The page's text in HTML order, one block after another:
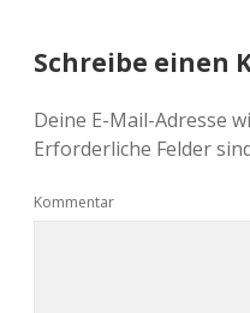
Schreibe einen
Deine E-Mail-Adresse
Erforderliche Felder
Kommentar